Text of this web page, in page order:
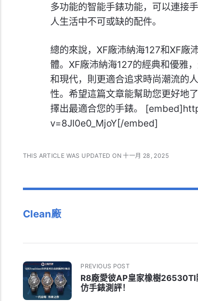
多功能的智能手錶功能，可以連接
人生活中不可或缺的配件。
總的來說，XF廠沛納海127和XF廠
體。XF廠沛納海127的經典和優雅
和現代，則更適合追求時尚潮流的
性。希望這篇文章能幫助您更好地
擇出最適合您的手錶。
v=8JI0e0_MjoY[/embed]
THIS ARTICLE WAS UPDATED ON 十一月 28, 2025
Clean廠
PREVIOUS POST
R8廠愛彼AP皇家橡樹26530TI
仿手錶測評！